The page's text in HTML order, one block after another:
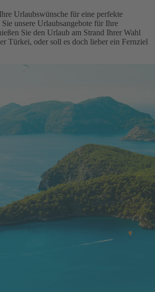
Urlaubswünsche für eine perfekte
unsere Urlaubsangebote für Ihre
Sie den Urlaub am Strand Ihrer Wahl
Türkei, oder soll es doch lieber ein Fernziel